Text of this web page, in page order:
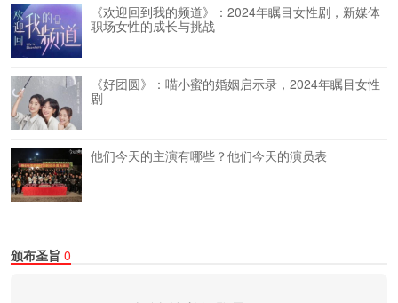
《欢迎回到我的频道》：2024年瞩目女性剧，新媒体
职场女性的成长与挑战
《好团圆》：喵小蜜的婚姻启示录，2024年瞩目女性
剧
他们今天的主演有哪些？他们今天的演员表
颁布圣旨 0